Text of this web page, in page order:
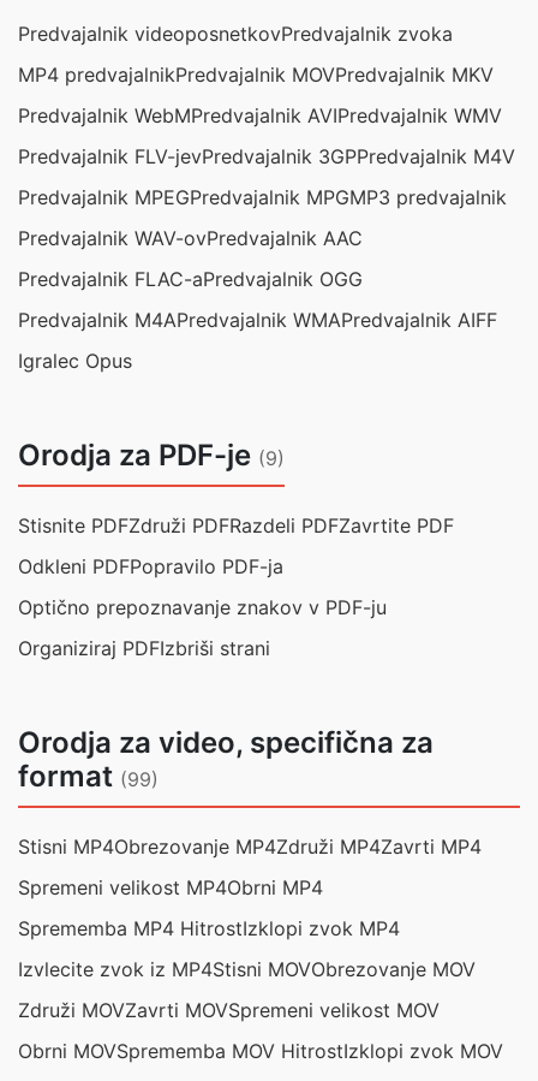
Predvajalnik videoposnetkovPredvajalnik zvoka
MP4 predvajalnikPredvajalnik MOVPredvajalnik MKV
Predvajalnik WebMPredvajalnik AVIPredvajalnik WMV
Predvajalnik FLV-jevPredvajalnik 3GPPredvajalnik M4V
Predvajalnik MPEGPredvajalnik MPGMP3 predvajalnik
Predvajalnik WAV-ovPredvajalnik AAC
Predvajalnik FLAC-aPredvajalnik OGG
Predvajalnik M4APredvajalnik WMAPredvajalnik AIFF
Igralec Opus
Orodja za PDF-je (9)
Stisnite PDFZdruži PDFRazdeli PDFZavrtite PDF
Odkleni PDFPopravilo PDF-ja
Optično prepoznavanje znakov v PDF-ju
Organiziraj PDFIzbriši strani
Orodja za video, specifična za
format (99)
Stisni MP4Obrezovanje MP4Združi MP4Zavrti MP4
Spremeni velikost MP4Obrni MP4
Sprememba MP4 HitrostIzklopi zvok MP4
Izvlecite zvok iz MP4Stisni MOVObrezovanje MOV
Združi MOVZavrti MOVSpremeni velikost MOV
Obrni MOVSprememba MOV HitrostIzklopi zvok MOV